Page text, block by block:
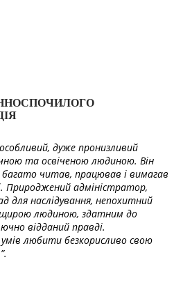
дуже пронизливий
та освіченою людиною. Він
багато читав, працював і вимагав
Природжений адміністратор,
для наслідування, непохитний
людиною, здатним до
відданий правді.
любити безкорисливо свою